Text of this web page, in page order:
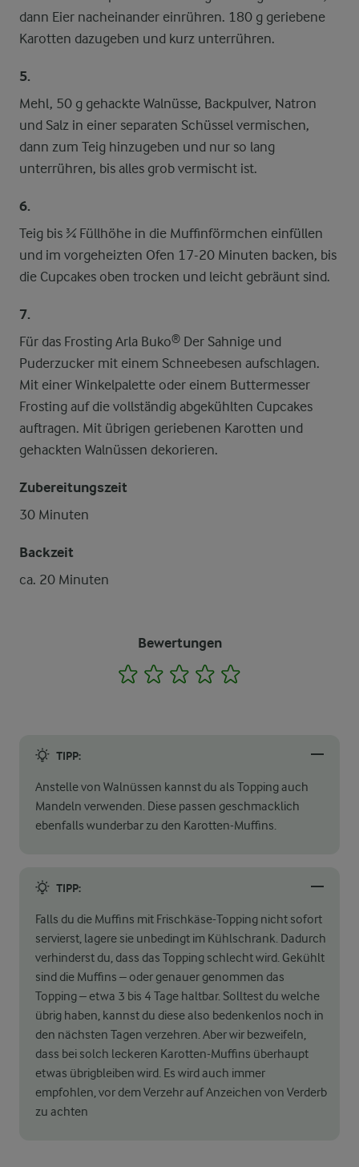
dann Eier nacheinander einrühren. 180 g geriebene
Karotten dazugeben und kurz unterrühren.
5.
Mehl, 50 g gehackte Walnüsse, Backpulver, Natron
und Salz in einer separaten Schüssel vermischen,
dann zum Teig hinzugeben und nur so lang
unterrühren, bis alles grob vermischt ist.
6.
Teig bis ¾ Füllhöhe in die Muffinförmchen einfüllen
und im vorgeheizten Ofen 17-20 Minuten backen, bis
die Cupcakes oben trocken und leicht gebräunt sind.
7.
Für das Frosting Arla Buko® Der Sahnige und
Puderzucker mit einem Schneebesen aufschlagen.
Mit einer Winkelpalette oder einem Buttermesser
Frosting auf die vollständig abgekühlten Cupcakes
auftragen. Mit übrigen geriebenen Karotten und
gehackten Walnüssen dekorieren.
Zubereitungszeit
30 Minuten
Backzeit
ca. 20 Minuten
Bewertungen
1 2 3 4
TIPP:
Anstelle von Walnüssen kannst du als Topping auch
Mandeln verwenden. Diese passen geschmacklich
ebenfalls wunderbar zu den Karotten-Muffins.
TIPP:
Falls du die Muffins mit Frischkäse-Topping nicht sofort
servierst, lagere sie unbedingt im Kühlschrank. Dadurch
verhinderst du, dass das Topping schlecht wird. Gekühlt
sind die Muffins – oder genauer genommen das
Topping – etwa 3 bis 4 Tage haltbar. Solltest du welche
übrig haben, kannst du diese also bedenkenlos noch in
den nächsten Tagen verzehren. Aber wir bezweifeln,
dass bei solch leckeren Karotten-Muffins überhaupt
etwas übrigbleiben wird. Es wird auch immer
empfohlen, vor dem Verzehr auf Anzeichen von Verderb
zu achten